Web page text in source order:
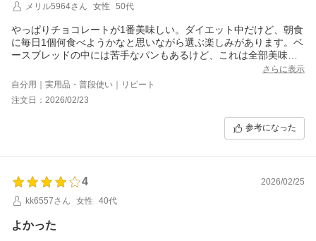
メリル5964さん
女性 50代
やっぱりチョコレートが1番美味しい。ダイエット中だけど、朝食
に毎日1個何食べようかなと思いながら選ぶ楽しみがあります。ベ
ースブレッドの中には苦手なパンもあるけど、これは全部美味し
さらに表示
自分用｜実用品・普段使い｜リピート
注文日：2026/02/23
参考になった
4
2026/02/25
kk6557さん
女性 40代
よかった